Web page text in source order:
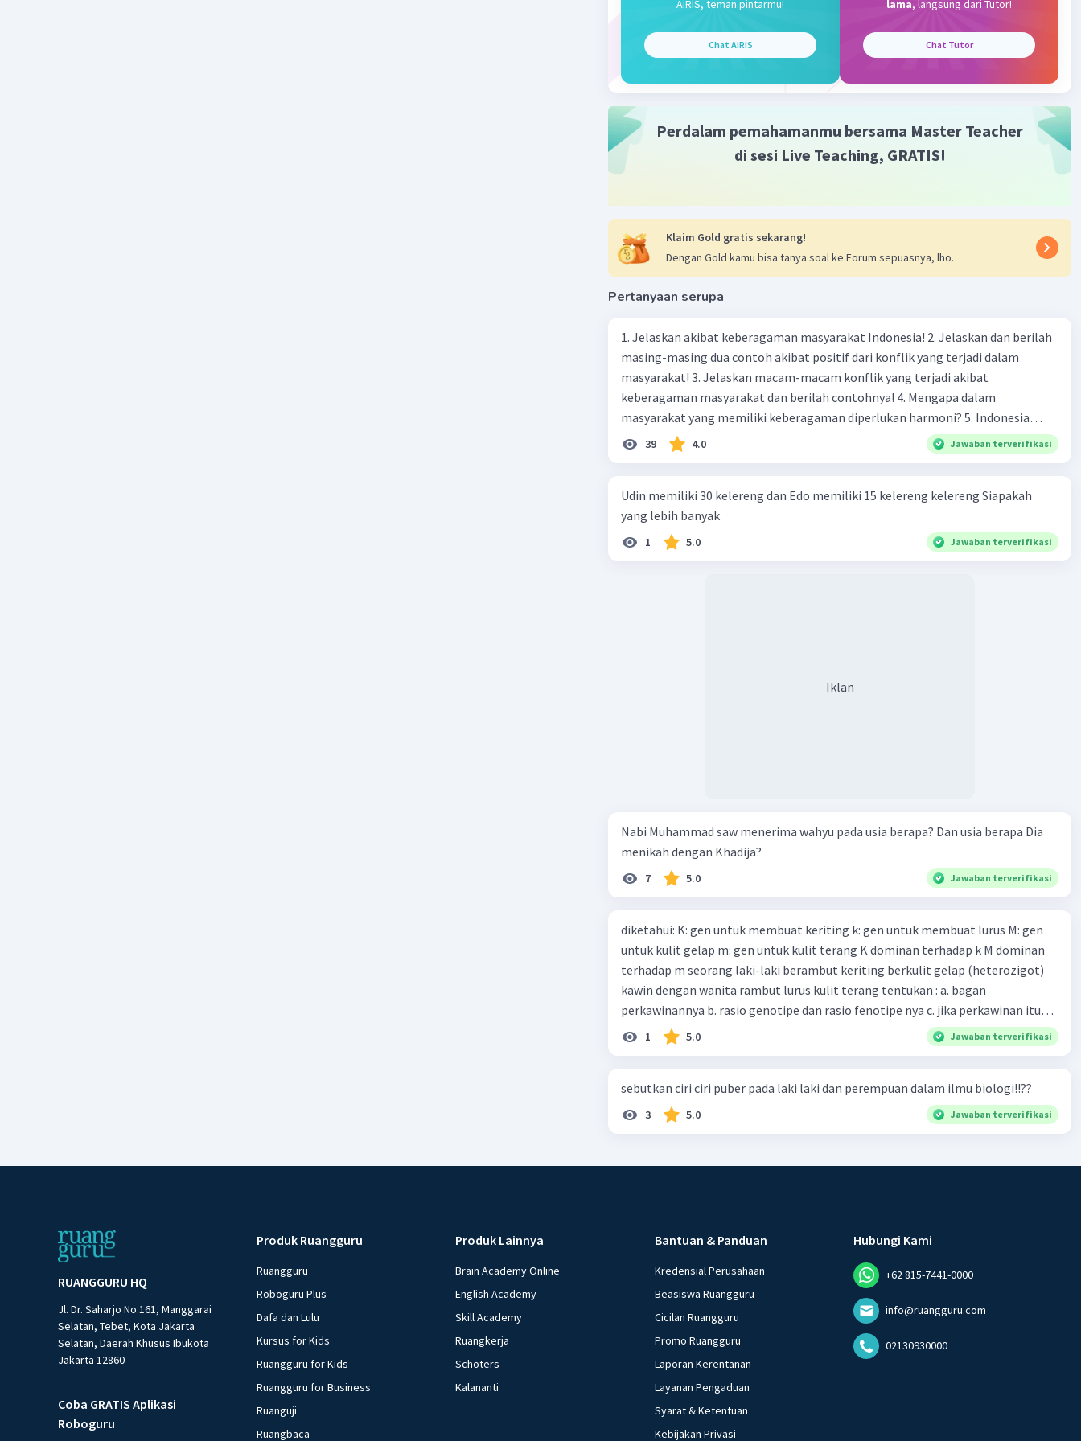
Beri Rating
Aldi K Level 80
AiRIS, teman pintarmu!
Chat AiRIS
lama, langsung dari Tutor!
Chat Tutor
Perdalam pemahamanmu bersama Master Teacher
di sesi Live Teaching, GRATIS!
Klaim Gold gratis sekarang!
Dengan Gold kamu bisa tanya soal ke Forum sepuasnya, lho.
Pertanyaan serupa
1. Jelaskan akibat keberagaman masyarakat Indonesia! 2. Jelaskan dan berilah
masing-masing dua contoh akibat positif dari konflik yang terjadi dalam
masyarakat! 3. Jelaskan macam-macam konflik yang terjadi akibat
keberagaman masyarakat dan berilah contohnya! 4. Mengapa dalam
masyarakat yang memiliki keberagaman diperlukan harmoni? 5. Indonesia
merupakan negara yang kaya akan keberagaman baik dilihat dari agama, suku,
ras, bahasa, dan budaya. Berdasarkan pernyataan tersebut, apa yang dapat
39 4.0 Jawaban terverifikasi
Udin memiliki 30 kelereng dan Edo memiliki 15 kelereng kelereng Siapakah
yang lebih banyak
1 5.0 Jawaban terverifikasi
Iklan
Nabi Muhammad saw menerima wahyu pada usia berapa? Dan usia berapa Dia
menikah dengan Khadija?
7 5.0 Jawaban terverifikasi
diketahui: K: gen untuk membuat keriting k: gen untuk membuat lurus M: gen
untuk kulit gelap m: gen untuk kulit terang K dominan terhadap k M dominan
terhadap m seorang laki-laki berambut keriting berkulit gelap (heterozigot)
kawin dengan wanita rambut lurus kulit terang tentukan : a. bagan
perkawinannya b. rasio genotipe dan rasio fenotipe nya c. jika perkawinan itu
menghasilkan 12 anak. tentukan fenotipe keturunannya dengan prosentase
1 5.0 Jawaban terverifikasi
sebutkan ciri ciri puber pada laki laki dan perempuan dalam ilmu biologi!!??
3 5.0 Jawaban terverifikasi
RUANGGURU HQ
Jl. Dr. Saharjo No.161, Manggarai
Selatan, Tebet, Kota Jakarta
Selatan, Daerah Khusus Ibukota
Jakarta 12860
Coba GRATIS Aplikasi
Roboguru
Produk Ruangguru
Ruangguru
Roboguru Plus
Dafa dan Lulu
Kursus for Kids
Ruangguru for Kids
Ruangguru for Business
Ruanguji
Ruangbaca
Produk Lainnya
Brain Academy Online
English Academy
Skill Academy
Ruangkerja
Schoters
Kalananti
Bantuan & Panduan
Kredensial Perusahaan
Beasiswa Ruangguru
Cicilan Ruangguru
Promo Ruangguru
Laporan Kerentanan
Layanan Pengaduan
Syarat & Ketentuan
Kebijakan Privasi
Hubungi Kami
+62 815-7441-0000
info@ruangguru.com
02130930000